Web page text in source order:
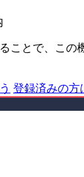
ことで、この
登録済みの方